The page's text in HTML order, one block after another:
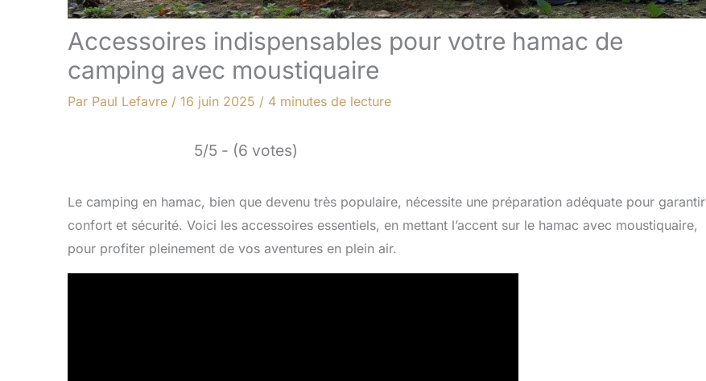
Accessoires indispensables pour votre hamac de
camping avec moustiquaire
Par Paul Lefavre / 16 juin 2025 / 4 minutes de lecture
5/5 - (6 votes)
Le camping en hamac, bien que devenu très populaire, nécessite une préparation adéquate pour garantir
confort et sécurité. Voici les accessoires essentiels, en mettant l’accent sur le hamac avec moustiquaire,
pour profiter pleinement de vos aventures en plein air.